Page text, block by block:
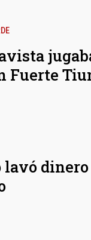
Fuerte
lavó